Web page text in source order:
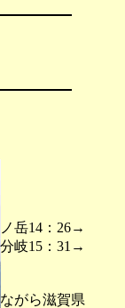
岳14：26→
岐15：31→
がら滋賀県